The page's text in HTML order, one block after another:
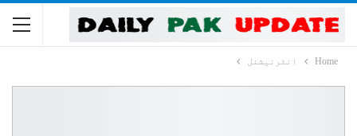
Home انٹرنیشنل